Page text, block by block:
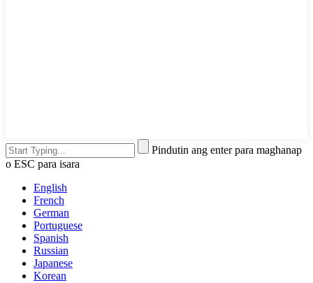
Pindutin ang enter para maghanap
o ESC para isara
English
French
German
Portuguese
Spanish
Russian
Japanese
Korean